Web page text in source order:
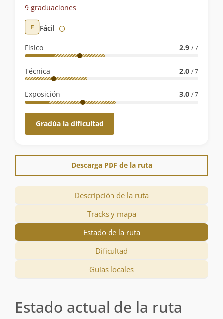
de
la
ruta
9 graduaciones
Fácil
Físico 2.9 / 7
Técnica 2.0 / 7
Exposición 3.0 / 7
Gradúa la dificultad
Descarga PDF de la ruta
Descripción de la ruta
Tracks y mapa
Estado de la ruta
Dificultad
Guías locales
Estado actual de la ruta